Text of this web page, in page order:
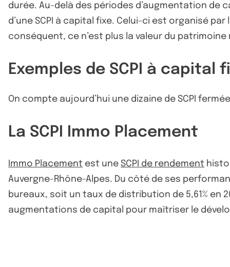
durée. Au-delà des périodes d’augmentation de
d’une SCPI à capital fixe. Celui-ci est organisé
conséquent, ce n’est plus la valeur du
Exemples de SCPI à capital
On compte aujourd’hui une dizaine de SCPI
La SCPI Immo Placement
Immo Placement est une SCPI de rendement
Auvergne-Rhône-Alpes. Du côté de ses
bureaux, soit un taux de distribution de 5,61% en
augmentations de capital pour maîtriser le